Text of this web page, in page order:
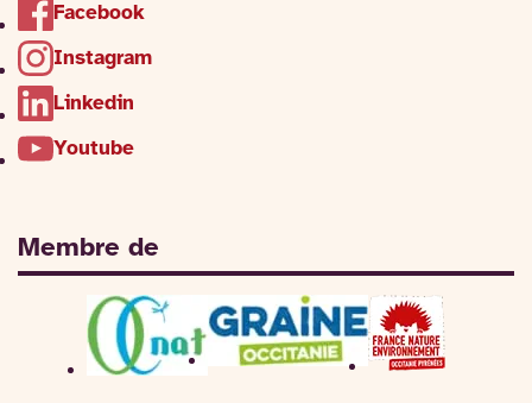
Facebook
Instagram
Linkedin
Youtube
Membre de